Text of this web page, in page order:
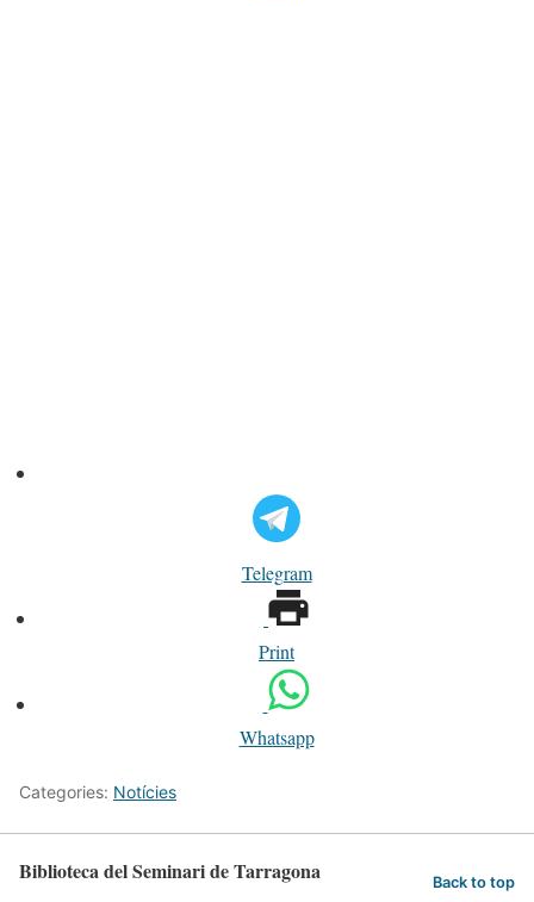
Telegram
Print
Whatsapp
Categories: Notícies
Biblioteca del Seminari de Tarragona Back to top